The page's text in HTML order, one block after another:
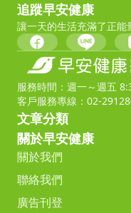
追蹤早安健康
讓一天的生活充滿了正能
服務時間：週一～週五
客戶服務專線：02-
文章分類
關於早安健康
關於我們
聯絡我們
廣告刊登